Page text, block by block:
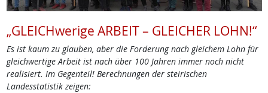
„GLEICHwerige ARBEIT – GLEICHER LOHN!“
Es ist kaum zu glauben, aber die Forderung nach gleichem Lohn für
gleichwertige Arbeit ist nach über 100 Jahren immer noch nicht
realisiert. Im Gegenteil! Berechnungen der steirischen
Landesstatistik zeigen: